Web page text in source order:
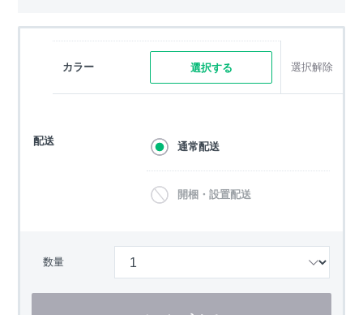
カラー 選択する 選択解除
配送 通常配送
開梱・設置配送
数量